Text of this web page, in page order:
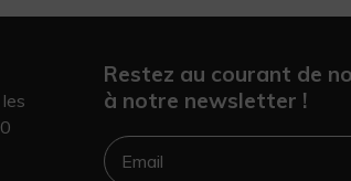
Restez au courant de
à notre newsletter !